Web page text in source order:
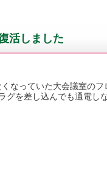
活しました
ていた大会議室のフロ
グを差し込んでも通電し